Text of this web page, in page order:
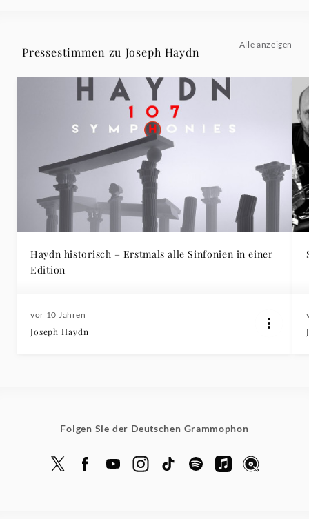
Pressestimmen zu Joseph Haydn
Alle anzeigen
Haydn historisch – Erstmals alle Sinfonien in einer
Edition
vor 10 Jahren
Joseph Haydn
Folgen Sie der Deutschen Grammophon